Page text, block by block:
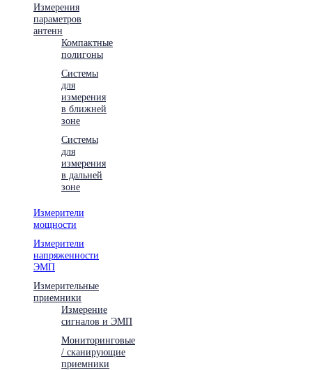
Измерения
параметров
антенн
Компактные
полигоны
Системы
для
измерения
в ближней
зоне
Системы
для
измерения
в дальней
зоне
Измерители
мощности
Измерители
напряженности
ЭМП
Измерительные
приемники
Измерение
сигналов и ЭМП
Мониторинговые
/ сканирующие
приемники